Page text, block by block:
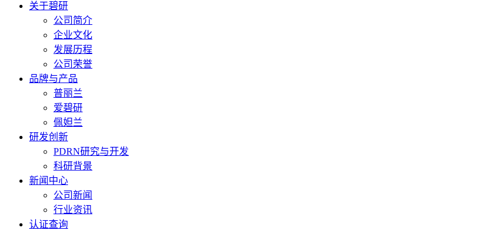
关于碧研
公司简介
企业文化
发展历程
公司荣誉
品牌与产品
普丽兰
爱碧研
佩妲兰
研发创新
PDRN研究与开发
科研背景
新闻中心
公司新闻
行业资讯
认证查询